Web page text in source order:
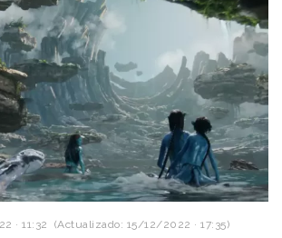
· 11:32 (Actualizado: 15/12/2022 · 17:35)